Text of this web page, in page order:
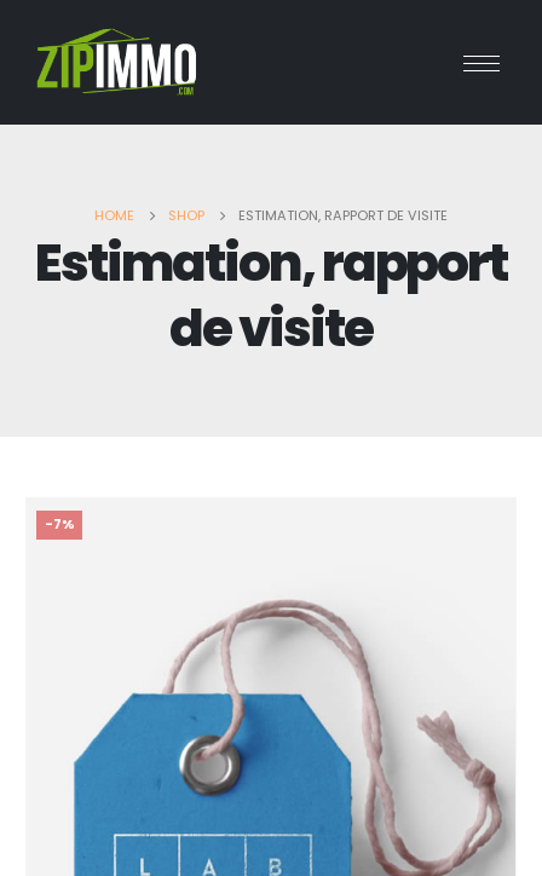
HOME SHOP ESTIMATION, RAPPORT DE VISITE
Estimation, rapport
de visite
-7%